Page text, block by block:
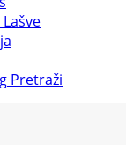
Pretraži